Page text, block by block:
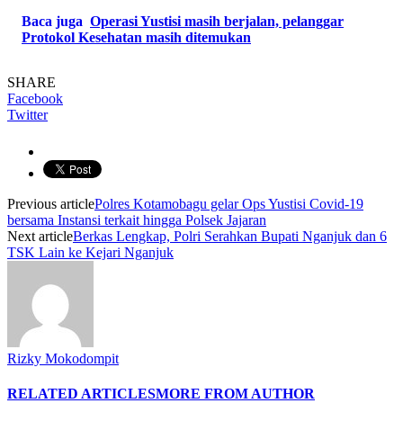
Baca juga Operasi Yustisi masih berjalan, pelanggar
Protokol Kesehatan masih ditemukan
SHARE
Facebook
Twitter
Previous articlePolres Kotamobagu gelar Ops Yustisi Covid-19
bersama Instansi terkait hingga Polsek Jajaran
Next articleBerkas Lengkap, Polri Serahkan Bupati Nganjuk dan 6
TSK Lain ke Kejari Nganjuk
Rizky Mokodompit
RELATED ARTICLESMORE FROM AUTHOR